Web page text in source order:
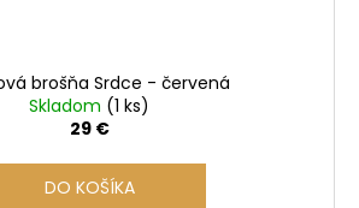
brošňa Srdce - červená
Skladom (1 ks)
29 €
DO KOŠÍKA